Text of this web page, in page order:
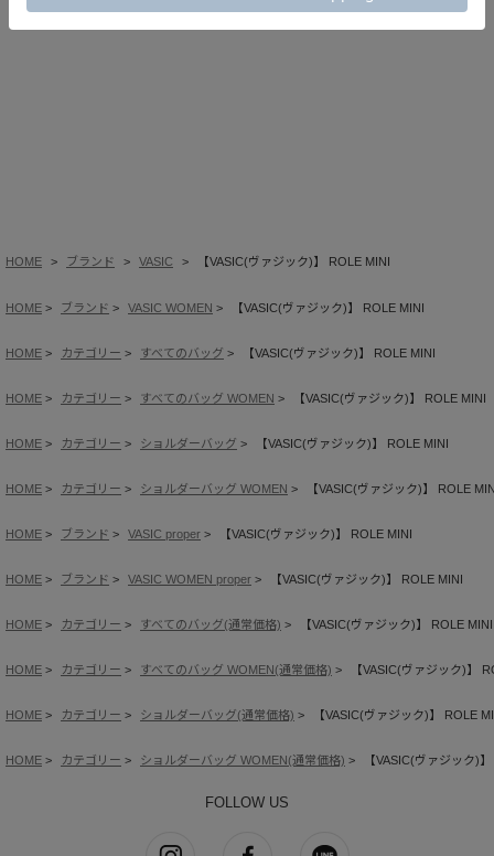
HOME ブランド VASIC 【VASIC(ヴァジック)】 ROLE MINI
HOME ブランド VASIC WOMEN 【VASIC(ヴァジック)】 ROLE MINI
HOME カテゴリー すべてのバッグ 【VASIC(ヴァジック)】 ROLE MINI
HOME カテゴリー すべてのバッグ WOMEN 【VASIC(ヴァジック)】 ROLE MINI
HOME カテゴリー ショルダーバッグ 【VASIC(ヴァジック)】 ROLE MINI
HOME カテゴリー ショルダーバッグ WOMEN 【VASIC(ヴァジック)】 ROLE
HOME ブランド VASIC proper 【VASIC(ヴァジック)】 ROLE MINI
HOME ブランド VASIC WOMEN proper 【VASIC(ヴァジック)】 ROLE MINI
HOME カテゴリー すべてのバッグ(通常価格) 【VASIC(ヴァジック)】 ROLE MINI
HOME カテゴリー すべてのバッグ WOMEN(通常価格) 【VASIC(ヴァジック)】
HOME カテゴリー ショルダーバッグ(通常価格) 【VASIC(ヴァジック)】 ROLE
HOME カテゴリー ショルダーバッグ WOMEN(通常価格) 【VASIC(ヴァジック)
FOLLOW US